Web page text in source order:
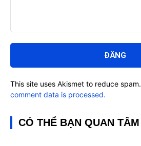
This site uses Akismet to reduce spam.
comment data is processed.
CÓ THỂ BẠN QUAN TÂM